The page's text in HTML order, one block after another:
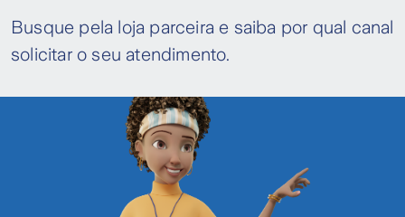
Busque pela loja parceira e saiba por qual canal
solicitar o seu atendimento.